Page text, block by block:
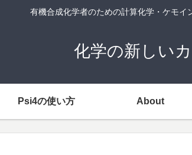
有機合成化学者のための計算化学・ケモイ
化学の新しい
Psi4の使い方 About